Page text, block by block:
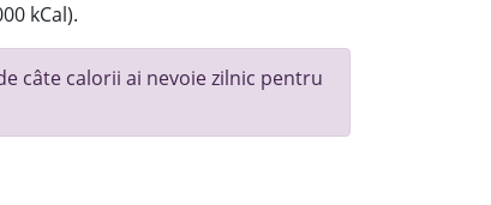
kCal).
câte calorii ai nevoie zilnic pentru